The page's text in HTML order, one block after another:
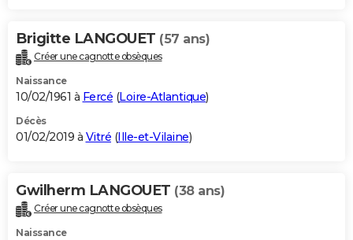
Brigitte LANGOUET (57 ans)
Créer une cagnotte obsèques
Naissance
10/02/1961 à Fercé (Loire-Atlantique)
Décès
01/02/2019 à Vitré (Ille-et-Vilaine)
Gwilherm LANGOUET (38 ans)
Créer une cagnotte obsèques
Naissance